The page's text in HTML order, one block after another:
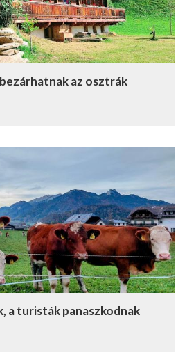
az osztrák
a turisták panaszkodnak